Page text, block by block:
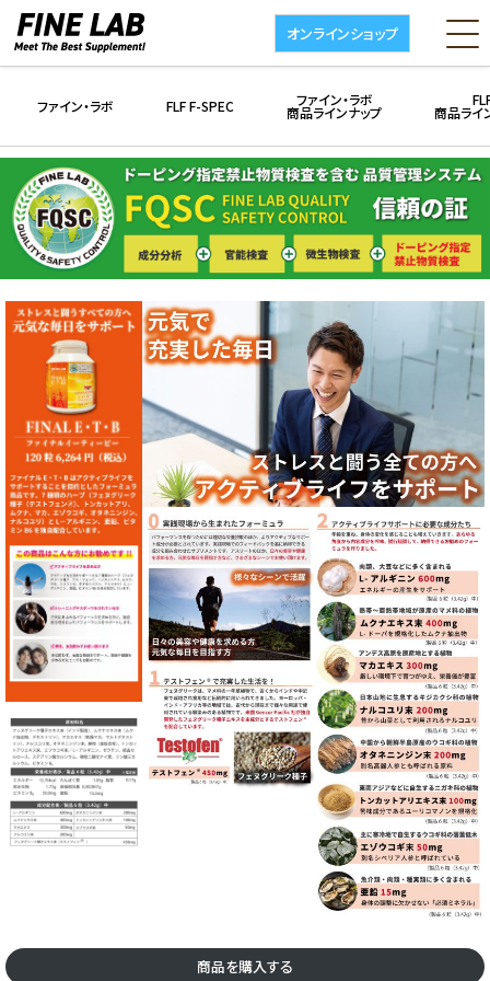
オンラインショップ
ファイン・ラボ FLF F-SPEC ファイン・ラボ
商品ラインナップ 商品ライ
商品を購入する